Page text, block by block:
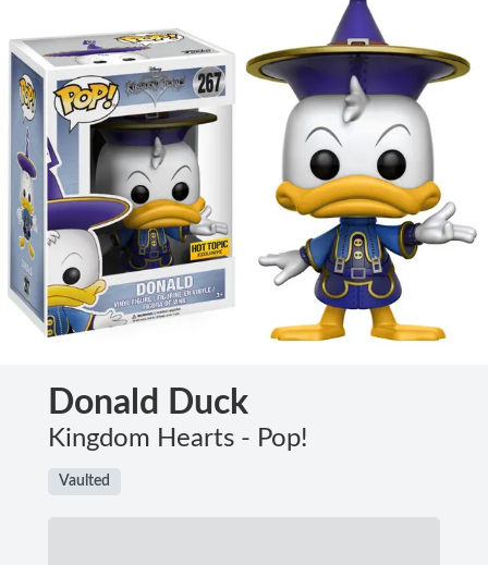
Donald Duck
Kingdom Hearts - Pop!
Vaulted